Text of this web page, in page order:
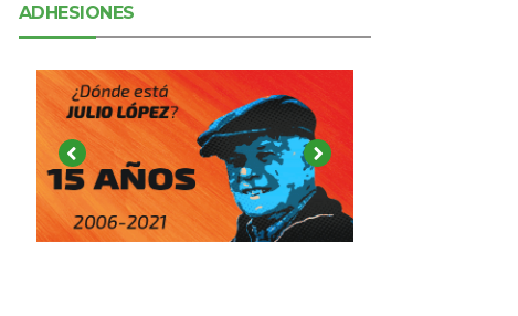
ADHESIONES